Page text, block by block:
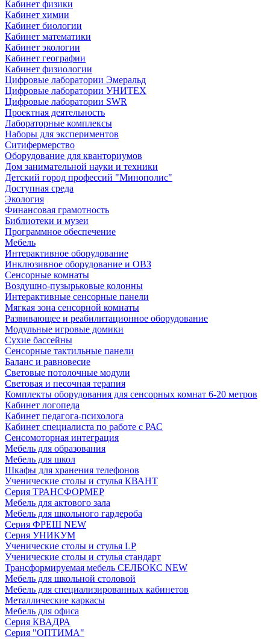
Кабинет физики
Кабинет химии
Кабинет биологии
Кабинет математики
Кабинет экологии
Кабинет географии
Кабинет физиологии
Цифровые лаборатории Эмеральд
Цифровые лаборатории УНИТЕХ
Цифровые лаборатории SWR
Проектная деятельность
Лабораторные комплексы
Наборы для экспериментов
Ситифермерство
Оборудование для кванториумов
Дом занимательной науки и техники
Детский город профессий "Минополис"
Доступная среда
Экология
Финансовая грамотность
Библиотеки и музеи
Программное обеспечение
Мебель
Интерактивное оборудование
Инклюзивное оборудование и ОВЗ
Cенсорные комнаты
Воздушно-пузырьковые колонны
Интерактивные сенсорные панели
Мягкая зона сенсорной комнаты
Развивающее и реабилитационное оборудование
Модульные игровые домики
Сухие бассейны
Сенсорные тактильные панели
Баланс и равновесие
Световые потолочные модули
Световая и песочная терапия
Комплекты оборудования для сенсорных комнат 6-20 метров
Кабинет логопеда
Кабинет педагога-психолога
Кабинет специалиста по работе с РАС
Сенсомоторная интеграция
Мебель для образования
Мебель для школ
Шкафы для хранения телефонов
Ученические столы и стулья КВАНТ
Серия ТРАНСФОРМЕР
Мебель для актового зала
Мебель для школьного гардероба
Серия ФРЕШ NEW
Серия УНИКУМ
Ученические столы и стулья LP
Ученические столы и стулья стандарт
Трансформируемая мебель СЕЛБОКС NEW
Мебель для школьной столовой
Мебель для специализированных кабинетов
Металлические каркасы
Мебель для офиса
Серия КВАДРА
Серия "ОПТИМА"